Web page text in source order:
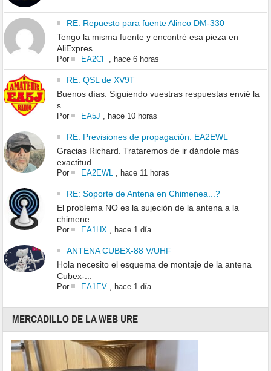
RE: Repuesto para fuente Alinco DM-330
Tengo la misma fuente y encontré esa pieza en
AliExpres...
Por EA2CF, hace 6 horas
RE: QSL de XV9T
Buenos días. Siguiendo vuestras respuestas envié la
s...
Por EA5J hace 10 horas
RE: Previsiones de propagación: EA2EWL
Gracias Richard. Trataremos de ir dándole más
exactitud...
Por EA2EWL hace 11 horas
RE: Soporte de Antena en Chimenea...?
El problema NO es la sujeción de la antena a la
chimene...
Por EA1HX hace 1 día
ANTENA CUBEX-88 V/UHF
Hola necesito el esquema de montaje de la antena
Cubex-...
Por EA1EV, hace 1 día
MERCADILLO DE LA WEB URE